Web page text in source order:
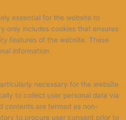
essential for the website to
only includes cookies that ensures
features of the website. These
information.
necessary for the website
to collect user personal data via
contents are termed as non-
to procure user consent prior to